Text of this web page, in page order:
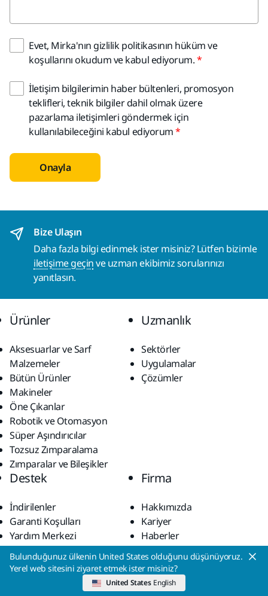
Evet, Mirka'nın gizlilik politikasının hüküm ve
koşullarını okudum ve kabul ediyorum.
İletişim bilgilerimin haber bültenleri, promosyon
teklifleri, teknik bilgiler dahil olmak üzere
pazarlama iletişimleri göndermek için
kullanılabileceğini kabul ediyorum
Onayla
Bize Ulaşın
Daha fazla bilgi edinmek ister misiniz? Lütfen bizimle
iletişime geçinve uzman ekibimiz sorularınızı
yanıtlasın.
Ürünler
Aksesuarlar ve Sarf
Malzemeler
Bütün Ürünler
Makineler
Öne Çıkanlar
Robotik ve Otomasyon
Süper Aşındırıcılar
Tozsuz Zımparalama
Zımparalar ve Bileşikler
Uzmanlık
Sektörler
Uygulamalar
Çözümler
Destek
İndirilenler
Garanti Koşulları
Yardım Merkezi
myMirka app
Firma
Hakkımızda
Kariyer
Haberler
KVKK
Kurumsal Aydınlatma